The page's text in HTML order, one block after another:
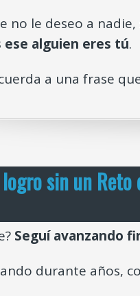
no le deseo a
ese alguien eres tú.
a una frase
sin un Reto
Seguí avanzando
durante años,